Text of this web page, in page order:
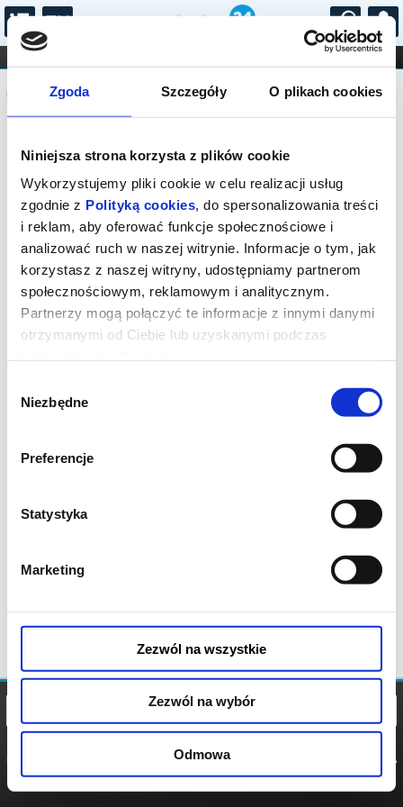
Zgoda Szczegóły O plikach cookies
Niniejsza strona korzysta z plików cookie
Wykorzystujemy pliki cookie w celu realizacji usług
zgodnie z Polityką cookies, do spersonalizowania treści
i reklam, aby oferować funkcje społecznościowe i
analizować ruch w naszej witrynie. Informacje o tym, jak
korzystasz z naszej witryny, udostępniamy partnerom
społecznościowym, reklamowym i analitycznym.
Partnerzy mogą połączyć te informacje z innymi danymi
otrzymanymi od Ciebie lub uzyskanymi podczas
zgody
Niezbędne
Preferencje
Statystyka
Marketing
Zezwól na wszystkie
Zezwól na wybór
Odmowa
...
FILHARMONIA OPERA I BALET
STAND-UP
DLA DZIECI
Komunikat
Sprzedaż biletów on-line na wydarzenie
została zakończona.
POLITYKA
POLITYKA